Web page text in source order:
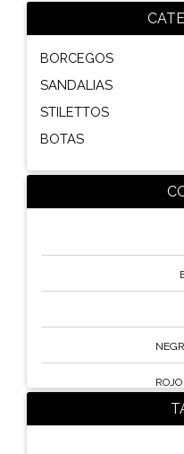
BORCEGOS
SANDALIAS
STILETTOS
BOTAS